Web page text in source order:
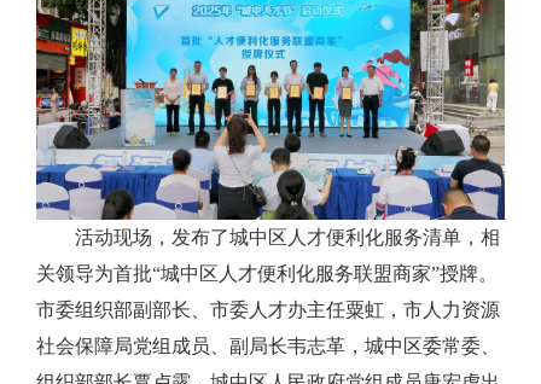
活动现场， 发布了城中区人才便利化服务清单，相
关领导为首批“城中区人才便利化服务联盟商家”授牌。
市委组织部副部长、市委人才办主任粟虹，市人力资源
社会保障局党组成员、副局长韦志革 ， 城中区委常委、